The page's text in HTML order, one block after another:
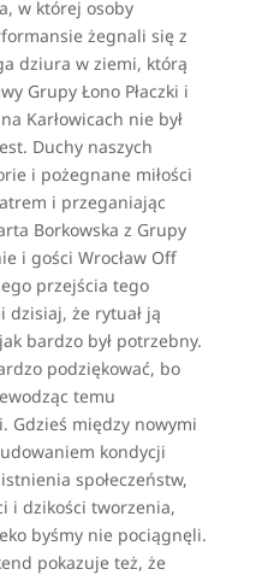
w której osoby
żegnali się z
dziura w ziemi, którą
Grupy Łono Płaczki i
Karłowicach nie był
Duchy naszych
i pożegnane miłości
i przeganiając
Borkowska z Grupy
i gości Wrocław Off
przejścia tego
dzisiaj, że rytuał ją
bardzo był potrzebny.
podziękować, bo
temu
Gdzieś między nowymi
kondycji
społeczeństw,
i dzikości tworzenia,
byśmy nie pociągnęli.
pokazuje też, że